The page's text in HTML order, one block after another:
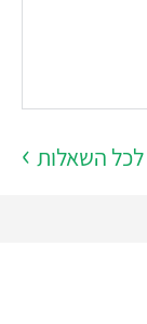
לכל השאלות